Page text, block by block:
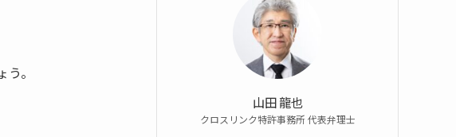
。
山田 龍也
クロスリンク特許事務所 代表弁理士